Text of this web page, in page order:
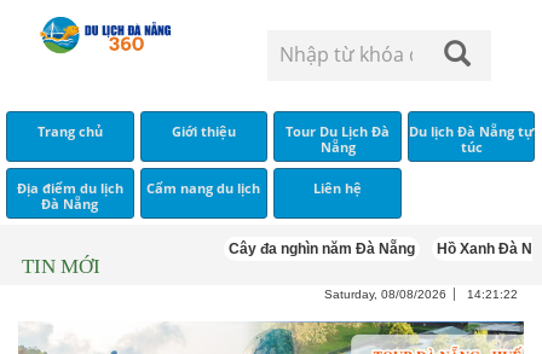
Trang chủ Giới thiệu
Tour Du Lịch Đà
Nẵng
Du lịch Đà Nẵng tự
túc
Địa điểm du lịch
Đà Nẵng
Cẩm nang du lịch Liên hệ
TIN MỚI
Cây đa nghìn năm Đà Nẵng Hồ Xanh Đà Nẵng
Saturday, 08/08/2026 14:21:23